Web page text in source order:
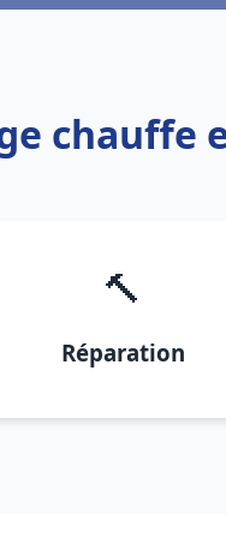
chauffe
🔨
Réparation